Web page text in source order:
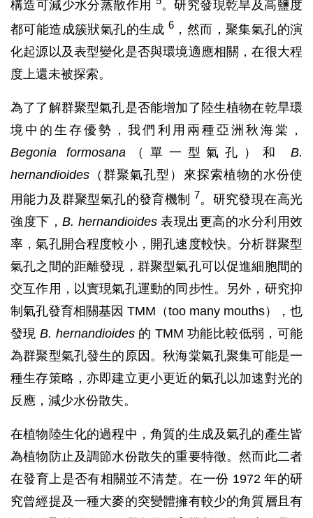
構造可減少水分蒸散作用
。研究發現乾旱及高鹽度
都可能造成簇狀氣孔的生成6 ，然而，聚集氣孔的演
化起源以及表型變化是否與環境適應相關，在很大程
度上還未被探索。
為了了解群聚型氣孔是否能增加了陸生植物在乾旱環
境中的生存優勢，我們利用兩種亞洲秋海棠，
Begonia formosana（單一型氣孔）和B.
hernandioides （群聚氣孔型）來探索植物的水份使
用能力及群聚型氣孔的發育機制 7。研究發現在高光
強度下， B. hernandioides表現出更高的水分利用效
率，氣孔開合程度較小，開孔速度較快。分析群聚型
氣孔之間的距離發現，群聚型氣孔可以促進細胞間的
交互作用，以實現氣孔運動的同步性。另外，研究抑
制氣孔發育相關基因 TMM（too many mouths），也
發現B. hernandioides的 TMM 功能比較低弱，可能
為群聚型氣孔發生的原因。秋海棠氣孔聚集可能是一
種生存策略，亦即建立更小更近的氣孔以加速對光的
反應，減少水份散失。
在植物陸生化的過程中，角質的生成及氣孔的產生皆
為植物防止及調節水份散失的重要特徵。然而此二者
在發育上是否有相關並不清楚。在一份 1972 年的研
究曾經提及一種大麥的突變體擁有較少的角質層且有